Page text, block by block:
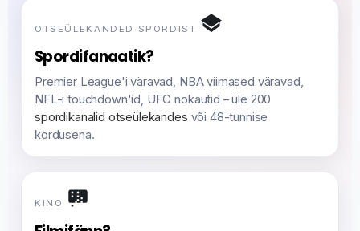
OTSEÜLEKANDED SPORDIST
Spordifanaatik?
Premier League'i väravad, NBA viimased väravad,
NFL-i touchdown'id, UFC nokautid – üle 200
spordikanalid otseülekandes või 48-tunnise
kordusena.
KINO